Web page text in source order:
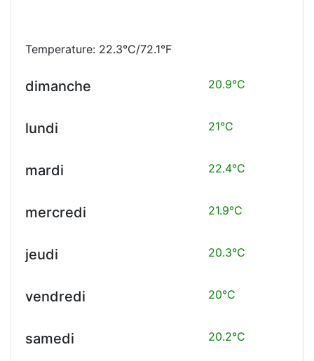
Temperature: 22.3°C/72.1°F
dimanche 20.9°C
lundi 21°C
mardi 22.4°C
mercredi 21.9°C
jeudi 20.3°C
vendredi 20°C
samedi 20.2°C